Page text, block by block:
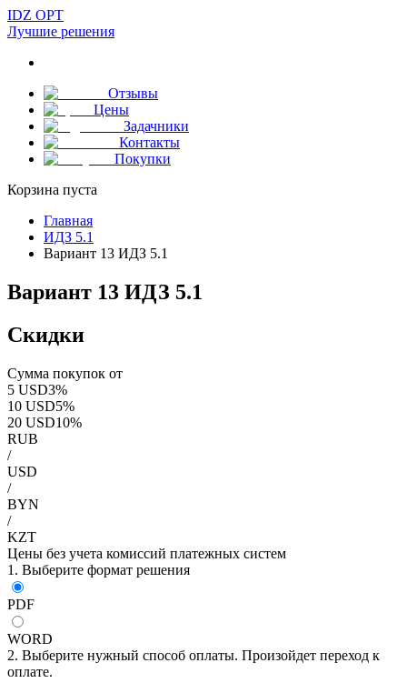
IDZ OPT
Лучшие решения
Отзывы
Цены
Задачники
Контакты
Покупки
Корзина пуста
Главная
ИДЗ 5.1
Вариант 13 ИДЗ 5.1
Вариант 13 ИДЗ 5.1
Скидки
Сумма покупок от
5 USD3%
10 USD5%
20 USD10%
RUB
/
USD
/
BYN
/
KZT
Цены без учета комиссий платежных систем
1. Выберите формат решения
PDF
WORD
2. Выберите нужный способ оплаты. Произойдет переход к
оплате.